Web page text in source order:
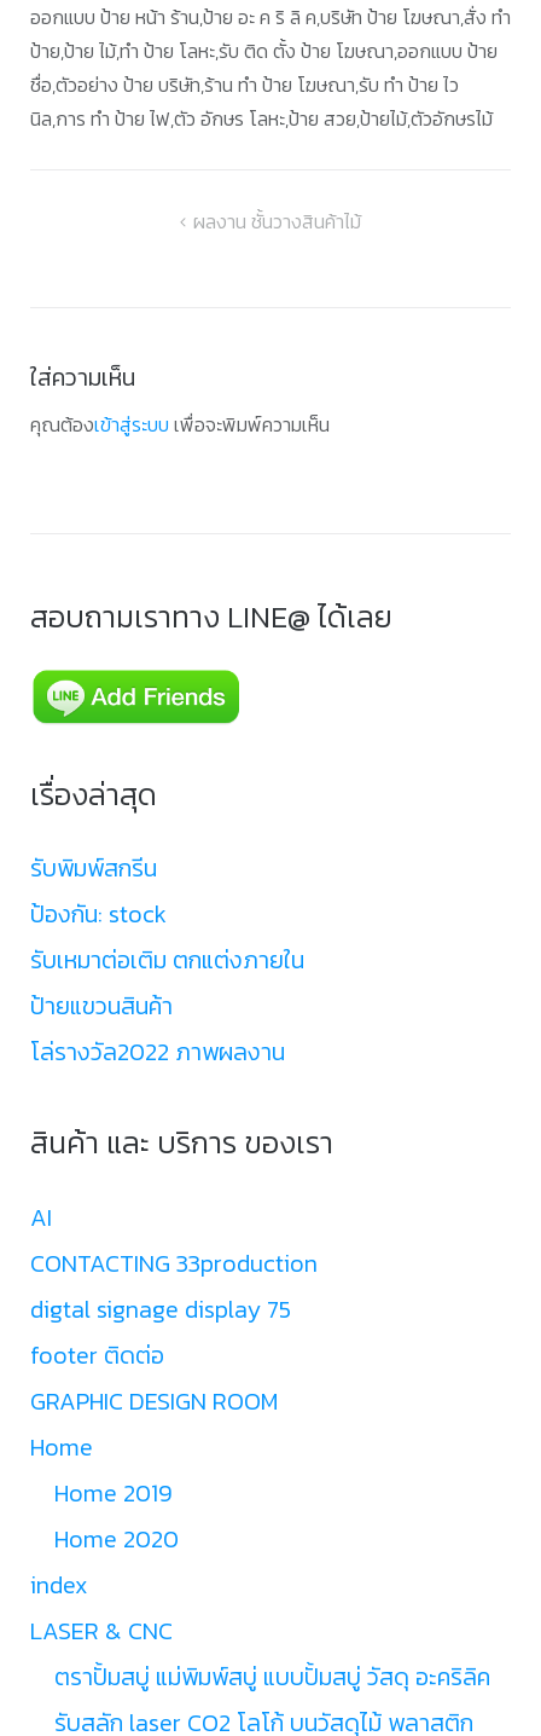
ออกแบบ ป้าย หน้า ร้าน,ป้าย อะ ค ริ ลิ ค,บริษัท ป้าย โฆษณา,สั่ง ทำ
ป้าย,ป้าย ไม้,ทำ ป้าย โลหะ,รับ ติด ตั้ง ป้าย โฆษณา,ออกแบบ ป้าย
ชื่อ,ตัวอย่าง ป้าย บริษัท,ร้าน ทำ ป้าย โฆษณา,รับ ทำ ป้าย ไว
นิล,การ ทํา ป้าย ไฟ,ตัว อักษร โลหะ,ป้าย สวย,ป้ายไม้,ตัวอักษรไม้
ผลงาน ชั้นวางสินค้าไม้
ใส่ความเห็น
คุณต้องเข้าสู่ระบบ เพื่อจะพิมพ์ความเห็น
สอบถามเราทาง LINE@ ได้เลย
เรื่องล่าสุด
รับพิมพ์สกรีน
ป้องกัน: stock
รับเหมาต่อเติม ตกแต่งภายใน
ป้ายแขวนสินค้า
โล่รางวัล2022 ภาพผลงาน
สินค้า และ บริการ ของเรา
AI
CONTACTING 33production
digtal signage display 75
footer ติดต่อ
GRAPHIC DESIGN ROOM
Home
Home 2019
Home 2020
index
LASER & CNC
ตราปั้มสบู่ แม่พิมพ์สบู่ แบบปั้มสบู่ วัสดุ อะคริลิค
รับสลัก laser CO2 โลโก้ บนวัสดุไม้ พลาสติก